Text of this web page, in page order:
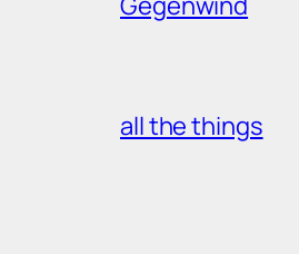
all the things